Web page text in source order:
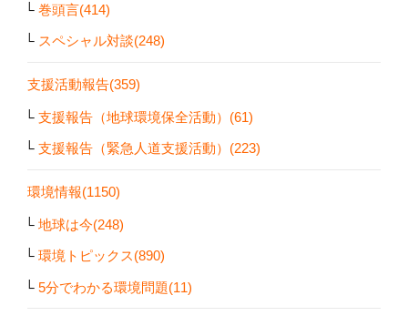
巻頭言(414)
スペシャル対談(248)
支援活動報告(359)
支援報告（地球環境保全活動）(61)
支援報告（緊急人道支援活動）(223)
環境情報(1150)
地球は今(248)
環境トピックス(890)
5分でわかる環境問題(11)